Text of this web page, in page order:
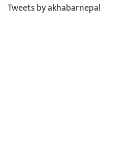
Tweets by akhabarnepal